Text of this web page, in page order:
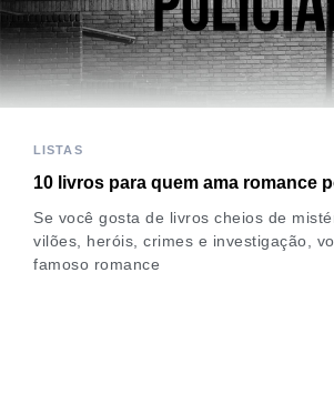
LISTAS
10 livros para quem ama romance
Se você gosta de livros cheios de
vilões, heróis, crimes e investigação,
famoso romance